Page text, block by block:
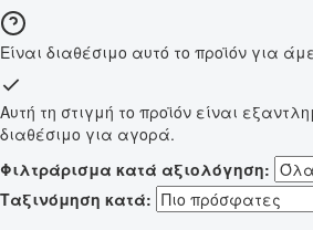
Είναι διαθέσιμο αυτό το προϊόν για
Αυτή τη στιγμή το προϊόν είναι
διαθέσιμο για αγορά.
Φιλτράρισμα κατά αξιολόγηση:
Ταξινόμηση κατά: